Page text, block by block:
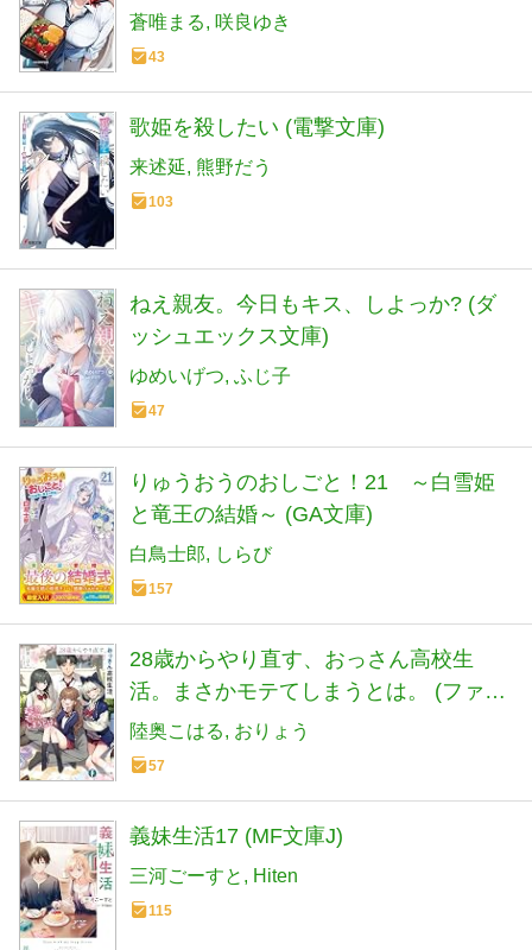
氏から略奪することにした (ファンタジ
ア文庫)
蒼唯まる 咲良ゆき
43
歌姫を殺したい (電撃文庫)
来述延 熊野だう
103
ねえ親友。今日もキス、しよっか? (ダ
ッシュエックス文庫)
ゆめいげつ ふじ子
47
りゅうおうのおしごと！21 ～白雪姫
と竜王の結婚～ (GA文庫)
白鳥士郎 しらび
157
28歳からやり直す、おっさん高校生
活。まさかモテてしまうとは。 (ファン
タジア文庫)
陸奥こはる おりょう
57
義妹生活17 (MF文庫J)
三河ごーすと Hiten
115